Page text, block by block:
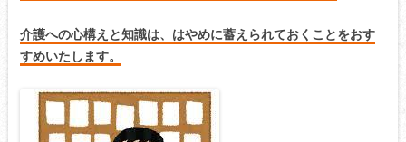
介護への心構えと知識は、はやめに蓄えられておくことをおす
すめいたします。